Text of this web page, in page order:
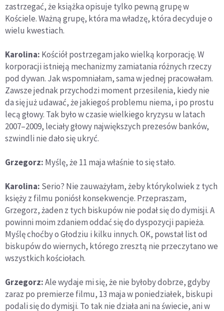
zastrzegać, że książka opisuje tylko pewną grupę w
Kościele. Ważną grupę, która ma władzę, która decyduje o
wielu kwestiach.
Karolina: Kościół postrzegam jako wielką korporację. W
korporacji istnieją mechanizmy zamiatania różnych rzeczy
pod dywan. Jak wspomniałam, sama w jednej pracowałam.
Zawsze jednak przychodzi moment przesilenia, kiedy nie
da się już udawać, że jakiegoś problemu niema, i po prostu
lecą głowy. Tak było w czasie wielkiego kryzysu w latach
2007–2009, leciały głowy największych prezesów banków,
szwindli nie dało się ukryć.
Grzegorz: Myślę, że 11 maja właśnie to się stało.
Karolina: Serio? Nie zauważyłam, żeby którykolwiek z tych
księży z filmu poniósł konsekwencje. Przepraszam,
Grzegorz, żaden z tych biskupów nie podał się do dymisji. A
powinni moim zdaniem oddać się do dyspozycji papieża.
Myślę choćby o Głodziu i kilku innych. OK, powstał list od
biskupów do wiernych, którego zresztą nie przeczytano we
wszystkich kościołach.
Grzegorz:Ale wydaje mi się, że nie byłoby dobrze, gdyby
zaraz po premierze filmu, 13 maja w poniedziałek, biskupi
podali się do dymisji. To tak nie działa ani na świecie, ani w